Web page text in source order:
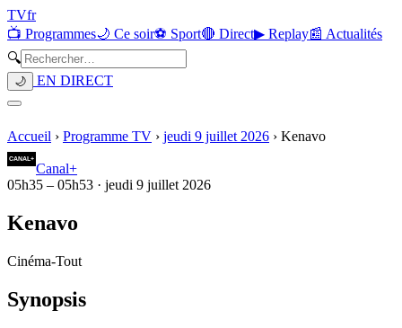
TVfr
📺 Programmes🌙 Ce soir⚽ Sport🔴 Direct▶ Replay📰 Actualités
🔍
🌙 EN DIRECT
Accueil › Programme TV › jeudi 9 juillet 2026 › Kenavo
Canal+
05h35 – 05h53 · jeudi 9 juillet 2026
Kenavo
Cinéma-Tout
Synopsis